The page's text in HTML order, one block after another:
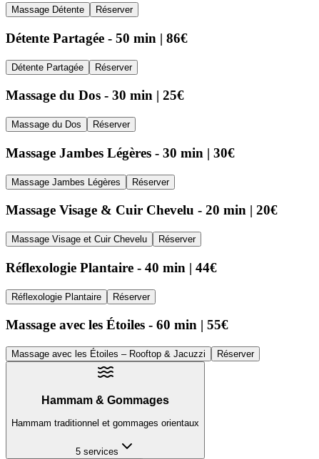
Massage Détente Réserver
Détente Partagée - 50 min | 86€
Détente Partagée Réserver
Massage du Dos - 30 min | 25€
Massage du Dos Réserver
Massage Jambes Légères - 30 min | 30€
Massage Jambes Légères Réserver
Massage Visage & Cuir Chevelu - 20 min | 20€
Massage Visage et Cuir Chevelu Réserver
Réflexologie Plantaire - 40 min | 44€
Réflexologie Plantaire Réserver
Massage avec les Étoiles - 60 min | 55€
Massage avec les Étoiles – Rooftop & Jacuzzi Réserver
Hammam & Gommages
Hammam traditionnel et gommages orientaux
5 services